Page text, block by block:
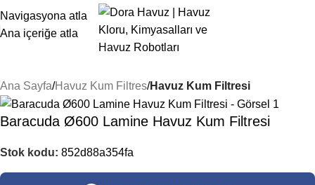
Navigasyona atla
Ana içeriğe atla
Ana Sayfa Havuz Kum Filtres Havuz Kum Filtresi
Baracuda Ø600 Lamine Havuz Kum Filtresi
Stok kodu: 852d88a354fa